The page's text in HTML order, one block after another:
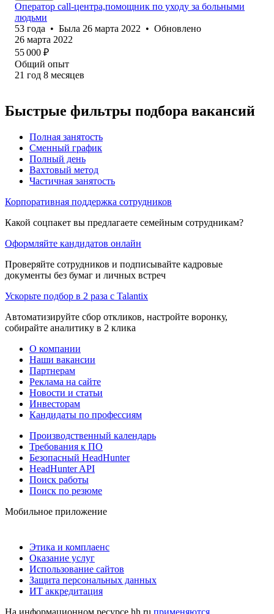
Оператор call-центра,помощник по уходу за больными
людьми
53 года • Была 26 марта 2022 • Обновлено
26 марта 2022
55 000 ₽
Общий опыт
21 год 8 месяцев
Быстрые фильтры подбора вакансий
Полная занятость
Сменный график
Полный день
Вахтовый метод
Частичная занятость
Корпоративная поддержка сотрудников
Какой соцпакет вы предлагаете семейным сотрудникам?
Оформляйте кандидатов онлайн
Проверяйте сотрудников и подписывайте кадровые
документы без бумаг и личных встреч
Ускорьте подбор в 2 раза с Talantix
Автоматизируйте сбор откликов, настройте воронку,
собирайте аналитику в 2 клика
О компании
Наши вакансии
Партнерам
Реклама на сайте
Новости и статьи
Инвесторам
Кандидаты по профессиям
Производственный календарь
Требования к ПО
Безопасный HeadHunter
HeadHunter API
Поиск работы
Поиск по резюме
Мобильное приложение
Этика и комплаенс
Оказание услуг
Использование сайтов
Защита персональных данных
ИТ аккредитация
На информационном ресурсе hh.ru применяются